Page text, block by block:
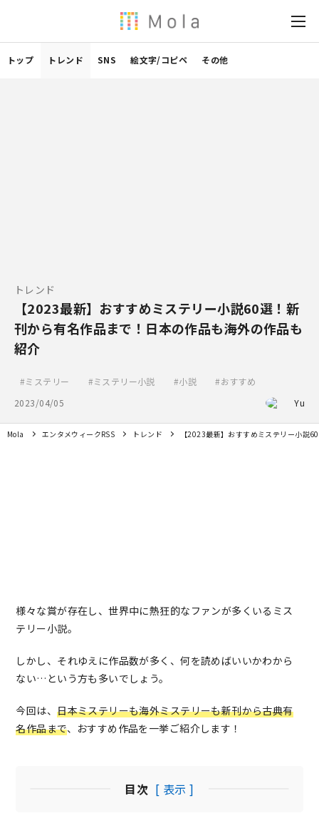
トップ トレンド SNS 絵文字/コピペ その他
トレンド
【2023最新】おすすめミステリー小説60選！新
刊から有名作品まで！日本の作品も海外の作品も
紹介
ミステリー ミステリー小説 小説
おすすめ
2023/04/05
Yu
Mola エンタメウィークRSS トレンド 【2023最新】おすすめミステリー小説
様々な賞が存在し、世界中に熱狂的なファンが多くいるミス
テリー小説。
しかし、それゆえに作品数が多く、何を読めばいいかわから
ない…という方も多いでしょう。
今回は、日本ミステリーも海外ミステリーも新刊から古典有
名作品まで、おすすめ作品を一挙ご紹介します！
目次 [ 表示 ]